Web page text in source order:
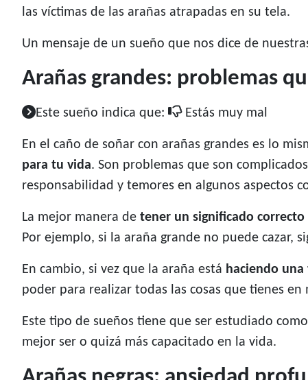
las víctimas de las arañas atrapadas en su tela.
Un mensaje de un sueño que nos dice de
Arañas grandes: problemas
Este sueño indica que: Estás muy mal
En el caño de soñar con arañas grandes es lo
para tu vida. Son problemas que son
responsabilidad y temores en algunos aspectos
La mejor manera de tener un significado correcto
Por ejemplo, si la araña grande no puede cazar,
En cambio, si vez que la araña está haciendo una
poder para realizar todas las cosas que tienes en
Este tipo de sueños tiene que ser estudiado
mejor ser o quizá más capacitado en la vida.